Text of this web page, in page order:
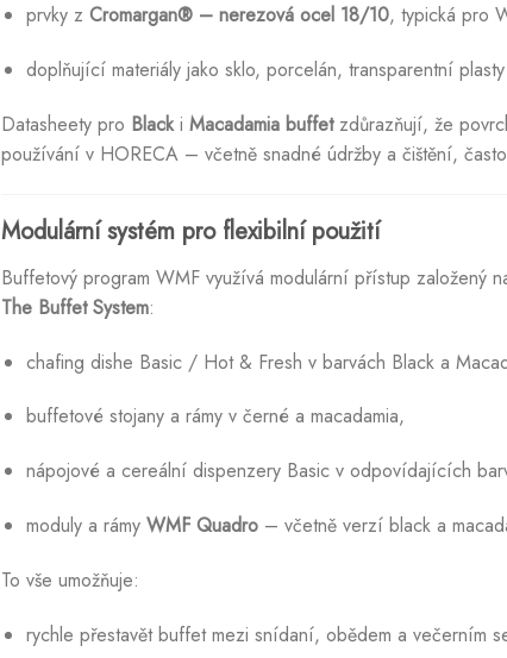
prvky z Cromargan® – nerezová ocel 18/10, typická pro
doplňující materiály jako sklo, porcelán, transparentní
Datasheety pro Blacki Macadamia buffetzdůrazňují, že
používání v HORECA – včetně snadné údržby a čištění,
Modulární systém pro flexibilní použití
Buffetový program WMF využívá modulární přístup založený
The Buffet System:
chafing dishe Basic / Hot & Fresh v barvách Black a
buffetové stojany a rámy v černé a macadamia,
nápojové a cereální dispenzery Basic v odpovídajících
moduly a rámy WMF Quadro– včetně verzí black a
To vše umožňuje:
rychle přestavět buffet mezi snídaní, obědem a večerním